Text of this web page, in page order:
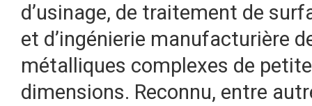
d’usinage, de traitement de
et d’ingénierie manufacturière
métalliques complexes de
dimensions. Reconnu, entre